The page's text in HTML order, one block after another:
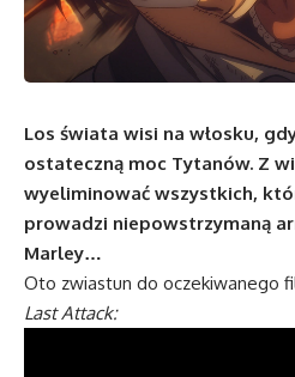
Los świata wisi na włosku,
ostateczną moc Tytanów. Z
wyeliminować wszystkich,
prowadzi niepowstrzymaną
Marley…
Oto zwiastun do oczekiwanego
Last Attack: